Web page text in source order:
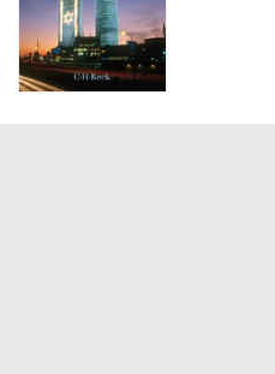
zum
jüdischen